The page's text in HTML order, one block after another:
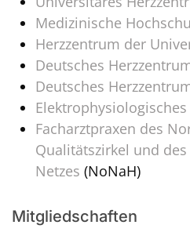
Medizinische
Herzzentrum der
Deutsches
Deutsches
Facharztpraxen des
Qualitätszirkel und
Netzes (NoNaH)
Mitgliedschaften